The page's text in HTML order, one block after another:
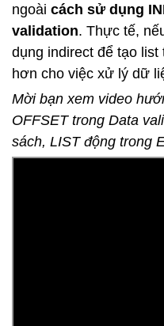
ngoài cách sử dụng
validation. Thực tế,
dụng indirect để tạo
hơn cho việc xử lý dữ
Mời bạn xem video
OFFSET trong Data
sách, LIST động trong